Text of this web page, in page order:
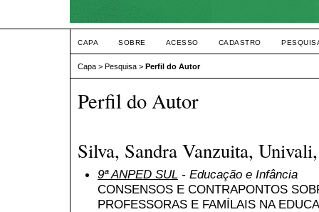
CAPA SOBRE ACESSO CADASTRO
Capa > Pesquisa > Perfil do Autor
Perfil do Autor
Silva, Sandra Vanzuita,
9ª ANPED SUL - Educação e Infância
CONSENSOS E CONTRAPONTOS
PROFESSORAS E FAMÍLAIS NA